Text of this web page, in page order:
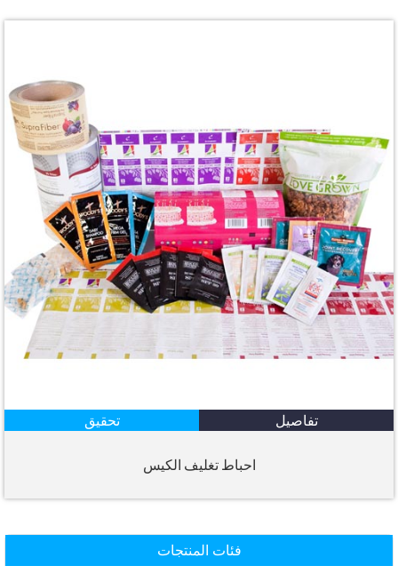
تفاصيل تحقيق
احباط تغليف الكيس
فئات المنتجات